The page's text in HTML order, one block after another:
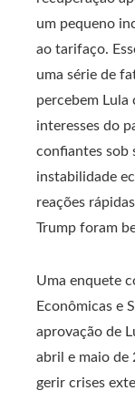
um pequeno
ao tarifaço.
uma série de
percebem Lula
interesses do
confiantes sob
instabilidade
reações
Trump foram
Uma enquete
Econômicas e
aprovação de
abril e maio de
gerir crises